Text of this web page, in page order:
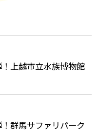
上越市立水族博物館
群馬サファリパーク